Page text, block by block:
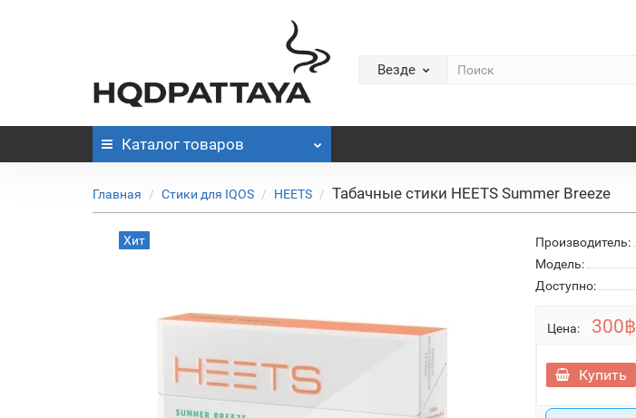
Везде
Каталог товаров
Главная Стики для IQOS HEETS Табачные стики HEETS Summer Breeze
Хит Производитель:
Модель:
Доступно:
Цена: 300฿
Купить